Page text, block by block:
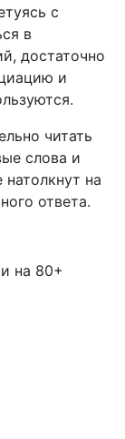
с
в
достаточно
и
читать
слова и
на
ответа.
на 80+